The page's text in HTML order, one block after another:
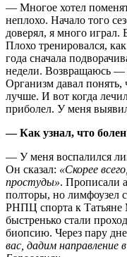
— Многое хотел
неплохо. Начало того
доверял, я много
Плохо тренировался,
года сначала
недели. Возвращаюсь —
Организм давал понять,
лучше. И вот когда
приболел. У меня
— Как узнал, что
— У меня воспалился
Он сказал: «Скорее
простуды». Прописали
полторы, но лимфоузел
РНПЦ спорта к
быстренько стали
биопсию. Через пару
вас, дадим направление